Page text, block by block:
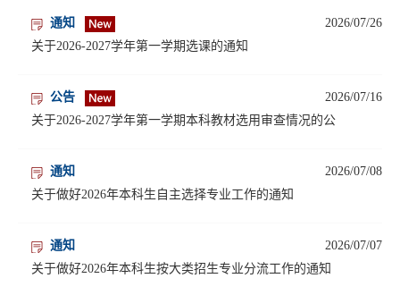
通知
2026/07/26
关于2026-2027学年第一学期选课的通知
公告
2026/07/16
关于2026-2027学年第一学期本科教材选用审查情况的公
通知
2026/07/08
关于做好2026年本科生自主选择专业工作的通知
通知
2026/07/07
关于做好2026年本科生按大类招生专业分流工作的通知